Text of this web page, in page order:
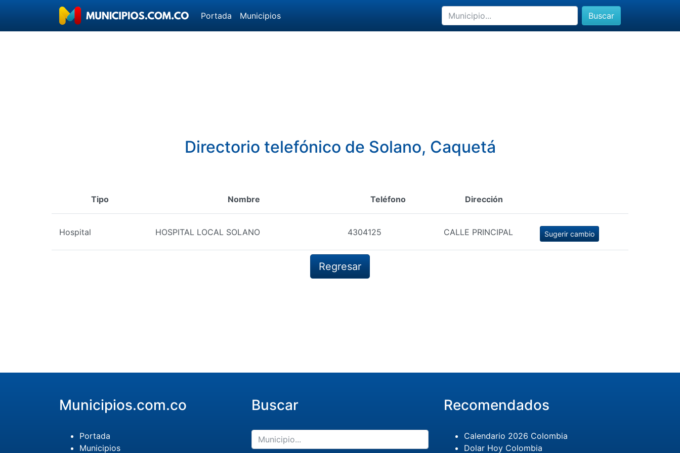
Portada Municipios Buscar
Directorio telefónico de Solano, Caquetá
Tipo Nombre Teléfono Dirección
Hospital HOSPITAL LOCAL SOLANO 4304125 CALLE PRINCIPAL Sugerir cambio
Regresar
Municipios.com.co
Portada
Municipios
Buscar Recomendados
Calendario 2026 Colombia
Dolar Hoy Colombia